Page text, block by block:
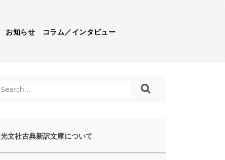
お知らせ コラム／インタビュー
光文社古典新訳文庫について